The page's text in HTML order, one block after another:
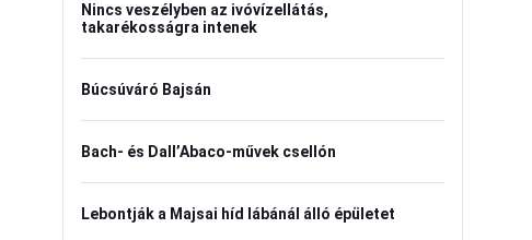
Nincs veszélyben az ivóvízellátás,
takarékosságra intenek
Búcsúváró Bajsán
Bach- és Dall’Abaco-művek csellón
Lebontják a Majsai híd lábánál álló épületet